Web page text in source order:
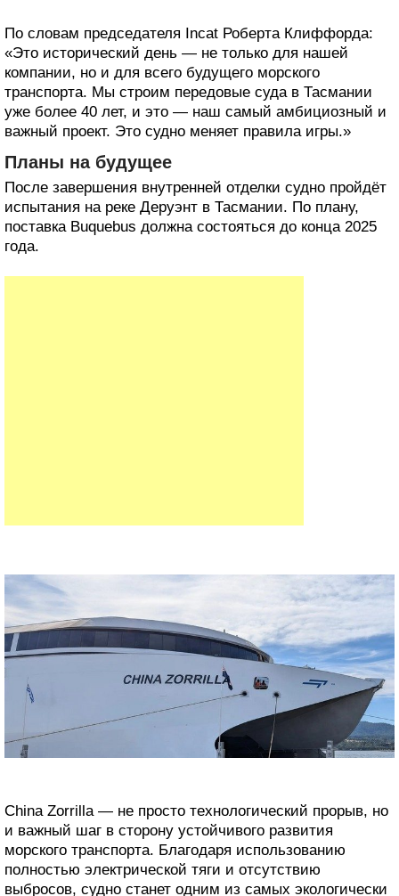
По словам председателя Incat Роберта Клиффорда:
«Это исторический день — не только для нашей
компании, но и для всего будущего морского
транспорта. Мы строим передовые суда в Тасмании
уже более 40 лет, и это — наш самый амбициозный и
важный проект. Это судно меняет правила игры.»
Планы на будущее
После завершения внутренней отделки судно пройдёт
испытания на реке Деруэнт в Тасмании. По плану,
поставка Buquebus должна состояться до конца 2025
года.
China Zorrilla — не просто технологический прорыв, но
и важный шаг в сторону устойчивого развития
морского транспорта. Благодаря использованию
полностью электрической тяги и отсутствию
выбросов, судно станет одним из самых экологически